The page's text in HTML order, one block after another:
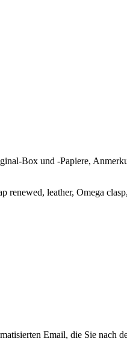
Box und -Papiere,
leather, Omega
Email, die Sie nach